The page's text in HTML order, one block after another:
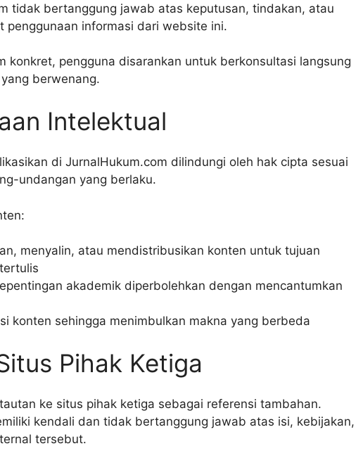
tidak bertanggung jawab atas keputusan, tindakan, atau
penggunaan informasi dari website ini.
konkret, pengguna disarankan untuk berkonsultasi langsung
berwenang.
Intelektual
di JurnalHukum.com dilindungi oleh hak cipta sesuai
undangan yang berlaku.
menyalin, atau mendistribusikan konten untuk tujuan
akademik diperbolehkan dengan mencantumkan
konten sehingga menimbulkan makna yang berbeda
Pihak Ketiga
ke situs pihak ketiga sebagai referensi tambahan.
kendali dan tidak bertanggung jawab atas isi, kebijakan,
tersebut.